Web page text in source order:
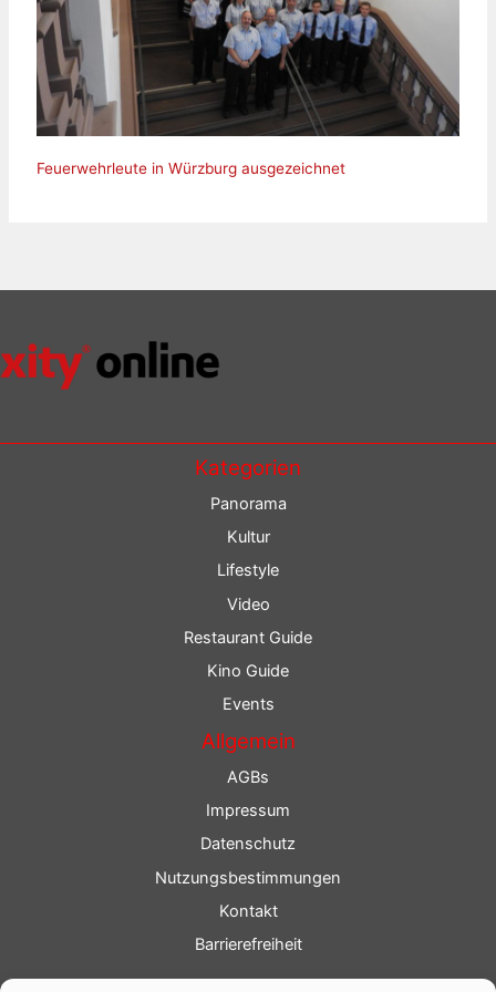
Feuerwehrleute in Würzburg ausgezeichnet
Kategorien
Panorama
Kultur
Lifestyle
Video
Restaurant Guide
Kino Guide
Events
Allgemein
AGBs
Impressum
Datenschutz
Nutzungsbestimmungen
Kontakt
Barrierefreiheit